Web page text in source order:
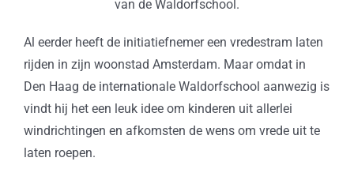
van de Waldorfschool.
Al eerder heeft de initiatiefnemer een vredestram laten
rijden in zijn woonstad Amsterdam. Maar omdat in
Den Haag de internationale Waldorfschool aanwezig is
vindt hij het een leuk idee om kinderen uit allerlei
windrichtingen en afkomsten de wens om vrede uit te
laten roepen.